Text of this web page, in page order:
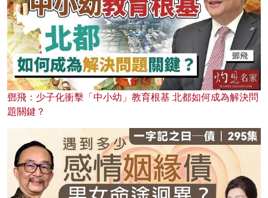
鄧飛：少子化衝擊「中小幼」教育根基 北都如何成為解決問
題關鍵？